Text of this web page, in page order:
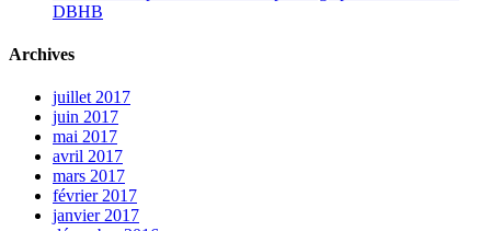
DBHB
Archives
juillet 2017
juin 2017
mai 2017
avril 2017
mars 2017
février 2017
janvier 2017